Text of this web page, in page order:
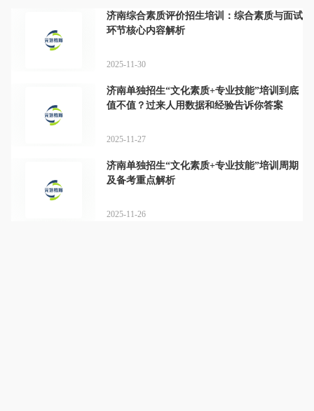
济南综合素质评价招生培训：综合素质与面试
环节核心内容解析
2025-11-30
济南单独招生“文化素质+专业技能”培训到底
值不值？过来人用数据和经验告诉你答案
2025-11-27
济南单独招生“文化素质+专业技能”培训周期
及备考重点解析
2025-11-26